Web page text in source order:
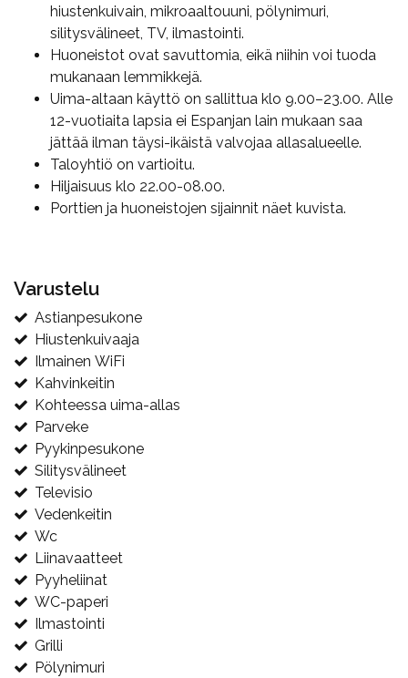
hiustenkuivain, mikroaaltouuni, pölynimuri,
silitysvälineet, TV, ilmastointi.
Huoneistot ovat savuttomia, eikä niihin voi tuoda
mukanaan lemmikkejä.
Uima-altaan käyttö on sallittua klo 9.00–23.00. Alle
12-vuotiaita lapsia ei Espanjan lain mukaan saa
jättää ilman täysi-ikäistä valvojaa allasalueelle.
Taloyhtiö on vartioitu.
Hiljaisuus klo 22.00-08.00.
Porttien ja huoneistojen sijainnit näet kuvista.
Varustelu
Astianpesukone
Hiustenkuivaaja
Ilmainen WiFi
Kahvinkeitin
Kohteessa uima-allas
Parveke
Pyykinpesukone
Silitysvälineet
Televisio
Vedenkeitin
Wc
Liinavaatteet
Pyyheliinat
WC-paperi
Ilmastointi
Grilli
Pölynimuri